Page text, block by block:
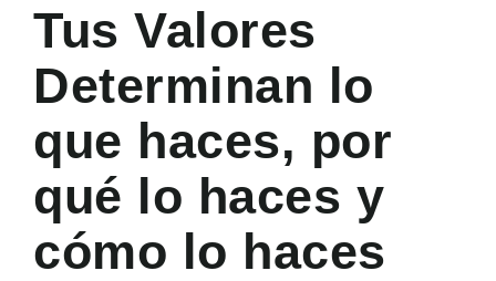
Tus Valores
Determinan lo
que haces, por
qué lo haces y
cómo lo haces